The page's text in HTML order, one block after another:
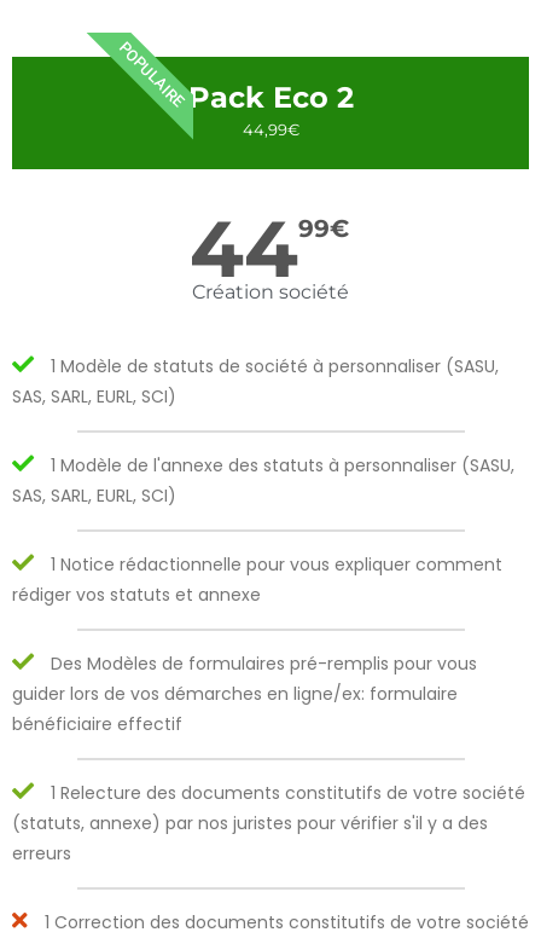
POPULAIREPack Eco 2
44,99€
4499€
Création société
1 Modèle de statuts de société à personnaliser (SASU,
SAS, SARL, EURL, SCI)
1 Modèle de l'annexe des statuts à personnaliser (SASU,
SAS, SARL, EURL, SCI)
1 Notice rédactionnelle pour vous expliquer comment
rédiger vos statuts et annexe
Des Modèles de formulaires pré-remplis pour vous
guider lors de vos démarches en ligne/ex: formulaire
bénéficiaire effectif
1 Relecture des documents constitutifs de votre société
(statuts, annexe) par nos juristes pour vérifier s'il y a des
erreurs
1 Correction des documents constitutifs de votre société